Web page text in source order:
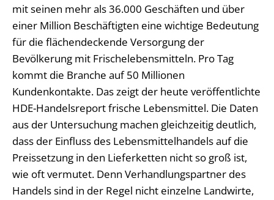
mit seinen mehr als 36.000 Geschäften und über
einer Million Beschäftigten eine wichtige Bedeutung
für die flächendeckende Versorgung der
Bevölkerung mit Frischelebensmitteln. Pro Tag
kommt die Branche auf 50 Millionen
Kundenkontakte. Das zeigt der heute veröffentlichte
HDE-Handelsreport frische Lebensmittel. Die Daten
aus der Untersuchung machen gleichzeitig deutlich,
dass der Einfluss des Lebensmittelhandels auf die
Preissetzung in den Lieferketten nicht so groß ist,
wie oft vermutet. Denn Verhandlungspartner des
Handels sind in der Regel nicht einzelne Landwirte,